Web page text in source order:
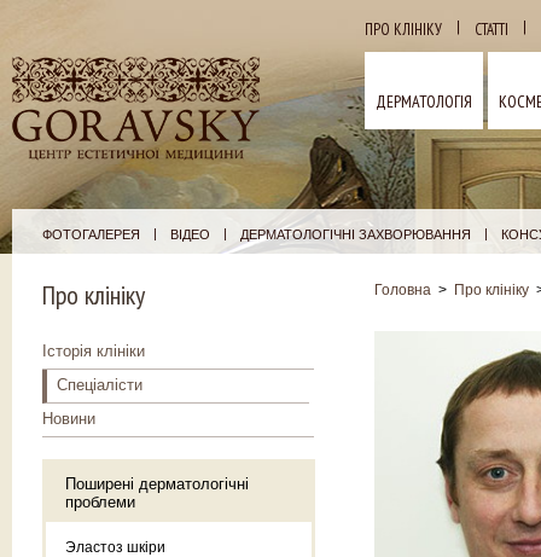
ПРО КЛІНІКУ | СТАТТІ |
ДЕРМАТОЛОГІЯ
ФОТОГАЛЕРЕЯ | ВІДЕО | ДЕРМАТОЛОГІЧНІ ЗАХВОРЮВАННЯ |
Про клініку
Історія клініки
Спеціалісти
Новини
Поширені дерматологічні
проблеми
Эластоз шкіри
Головна > Про клініку